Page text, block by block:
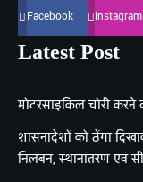
Facebook Instagram
Latest Post
मोटरसाइकिल चोरी करने
शासनादेशों को ठेंगा
निलंबन, स्थानांतरण एवं